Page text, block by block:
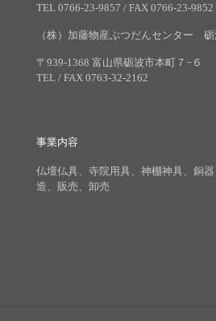
TEL 0766-23-9857 / FAX 0766-23-9852
（株）加藤物産ぶつだんセンター
〒939-1368 富山県砺波市本町７−６
TEL / FAX 0763-32-2162
事業内容
仏壇仏具、寺院用具、神棚神具、銅
造、販売、卸売